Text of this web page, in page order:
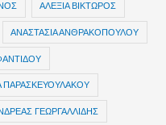
ΑΛΕΞΙΑ ΒΙΚΤΩΡΟΣ
ΑΝΑΣΤΑΣΙΑ ΑΝΘΡΑΚΟΠΟΥΛΟΥ
ΠΑΡΑΣΚΕΥΟΥΛΑΚΟΥ
ΓΕΩΡΓΑΛΛΙΔΗΣ